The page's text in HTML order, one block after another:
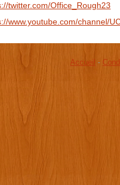
twitter.com/Office_Rough23
www.youtube.com/channel/
Accueil -